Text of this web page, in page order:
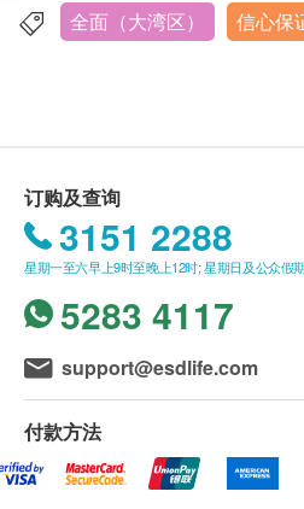
总碱性磷酸酶
谷丙转氨酶
肾功能
肌酸酐
尿素
游离甲状腺素
促甲状腺激素
游离亚甲状腺素
身体检查计划有效期为90
（由确认付款日期起计）
文、英文三个版本有任何
繁体中文版本为准。
二、体检报告领取和讲解
体检报告为简体中文。
体检报告报告将于 7 个工
信或电邮
如需报告讲解，可另行预
线上咨询
广州市天河区珠江新城猎德大道
全面（大湾区） 信心保
订购及查询
3151 2288
星期一至六早上9时至晚上12时; 星期日及公众假
5283 4117
support@esdlife.com
付款方法